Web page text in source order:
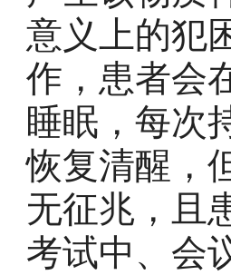
意义上的犯
作，患者会
睡眠，每次
恢复清醒，
无征兆，且
考试中、会